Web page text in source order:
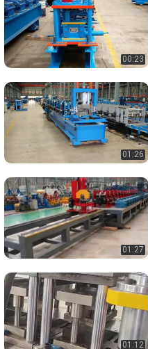
00:23
01:26
01:27
01:12